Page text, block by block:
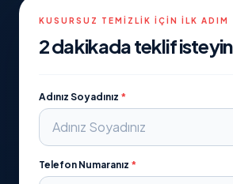
KUSURSUZ TEMIZLIK İÇIN İLK ADIM
2 dakikada teklif isteyin
Adınız Soyadınız *
Telefon Numaranız *